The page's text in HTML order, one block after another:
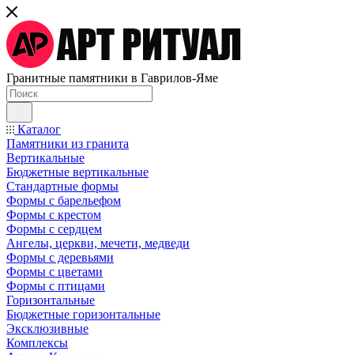
Гранитные памятники в Гаврилов-Яме
Каталог
Памятники из гранита
Вертикальные
Бюджетные вертикальные
Стандартные формы
Формы с барельефом
Формы с крестом
Формы с сердцем
Ангелы, церкви, мечети, медведи
Формы с деревьями
Формы с цветами
Формы с птицами
Горизонтальные
Бюджетные горизонтальные
Эксклюзивные
Комплексы